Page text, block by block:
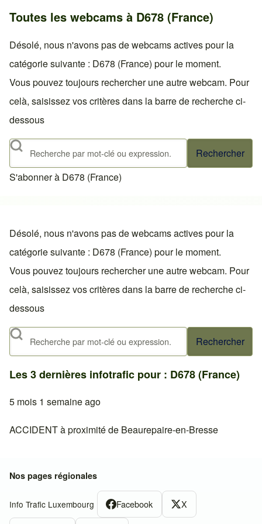
Toutes les webcams à D678 (France)
Désolé, nous n'avons pas de webcams actives pour la
catégorie suivante : D678 (France) pour le moment.
Vous pouvez toujours rechercher une autre webcam. Pour
celà, saisissez vos critères dans la barre de recherche ci-
dessous
Rechercher
S'abonner à D678 (France)
Désolé, nous n'avons pas de webcams actives pour la
catégorie suivante : D678 (France) pour le moment.
Vous pouvez toujours rechercher une autre webcam. Pour
celà, saisissez vos critères dans la barre de recherche ci-
dessous
Rechercher
Les 3 dernières infotrafic pour : D678 (France)
5 mois 1 semaine ago
ACCIDENT à proximité de Beaurepaire-en-Bresse
Nos pages régionales
Info Trafic Luxembourg Facebook X